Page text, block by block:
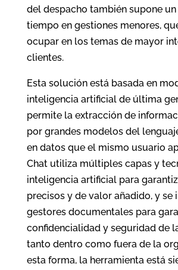
del despacho también supone
tiempo en gestiones menores,
ocupar en los temas de mayor
clientes.
Esta solución está basada en
inteligencia artificial de última
permite la extracción de
por grandes modelos del
en datos que el mismo usuario
Chat utiliza múltiples capas y
inteligencia artificial para
precisos y de valor añadido, y se
gestores documentales para
confidencialidad y seguridad de
tanto dentro como fuera de la
esta forma, la herramienta está